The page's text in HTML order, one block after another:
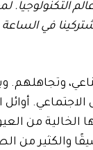
وتجاهلهم.
أوائل
الخالية من
والكثير من